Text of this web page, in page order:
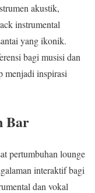
akustik,
instrumental
yang ikonik.
bagi musisi dan
menjadi inspirasi
Bar
pertumbuhan lounge
interaktif bagi
dan vokal